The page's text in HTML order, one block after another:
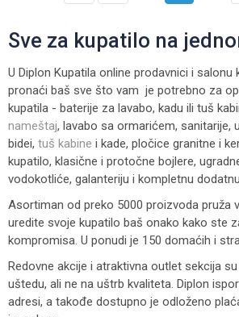
Sve za kupatilo na
U Diplon Kupatila online prodavnici i salonu
pronaći baš sve što vam je potrebno za
kupatila - baterije za lavabo, kadu ili tuš
nameštaj, lavabo sa ormarićem, sanitarije,
bidei, tuš kabine i kade, pločice granitne i
kupatilo, klasične i protočne bojlere,
vodokotliće, galanteriju i kompletnu
Asortiman od preko 5000 proizvoda pruža
uredite svoje kupatilo baš onako kako ste
kompromisa. U ponudi je 150 domaćih i
Redovne akcije i atraktivna outlet sekcija
uštedu, ali ne na uštrb kvaliteta. Diplon
adresi, a takođe dostupno je odloženo